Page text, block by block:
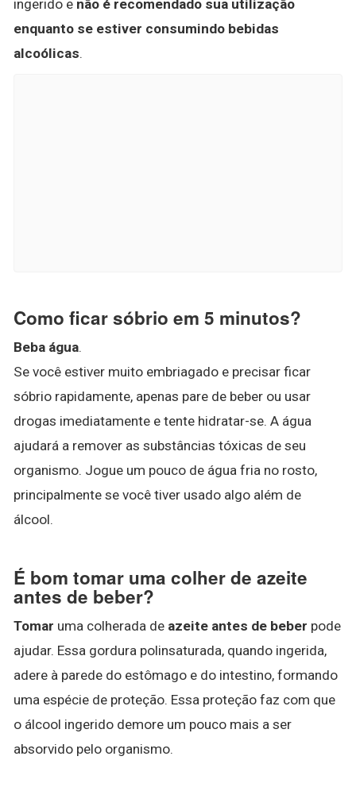
ingerido e não é recomendado sua utilização
enquanto se estiver consumindo bebidas
alcoólicas.
Como ficar sóbrio em 5 minutos?
Beba água.
Se você estiver muito embriagado e precisar ficar
sóbrio rapidamente, apenas pare de beber ou usar
drogas imediatamente e tente hidratar-se. A água
ajudará a remover as substâncias tóxicas de seu
organismo. Jogue um pouco de água fria no rosto,
principalmente se você tiver usado algo além de
álcool.
É bom tomar uma colher de azeite
antes de beber?
Tomar uma colherada de azeite antes de beber pode
ajudar. Essa gordura polinsaturada, quando ingerida,
adere à parede do estômago e do intestino, formando
uma espécie de proteção. Essa proteção faz com que
o álcool ingerido demore um pouco mais a ser
absorvido pelo organismo.